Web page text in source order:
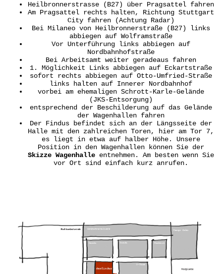
Heilbronnerstrasse (B27) über Pragsattel fahren
Am Pragsattel rechts halten, Richtung Stuttgart
City fahren (Achtung Radar)
Bei Milaneo von Heilbronnerstraße (B27) links
abbiegen auf Wolframstraße
Vor Unterführung links abbiegen auf
Nordbahnhofstraße
Bei Arbeitsamt weiter geradeaus fahren
1. Möglichkeit Links abbiegen auf Eckartstraße
sofort rechts abbiegen auf Otto-Umfried-Straße
links halten auf Innerer Nordbahnhof
vorbei am ehemaligen Schrott-Karle-Gelände
(JKS-Entsorgung)
entsprechend der Beschilderung auf das Gelände
der Wagenhallen fahren
Der Findus befindet sich an der Längsseite der
Halle mit den zahlreichen Toren, hier am Tor 7,
es liegt in etwa auf halber Höhe. Unsere
Position in den Wagenhallen können Sie der
Skizze Wagenhalle entnehmen. Am besten wenn Sie
vor Ort sind einfach kurz anrufen.